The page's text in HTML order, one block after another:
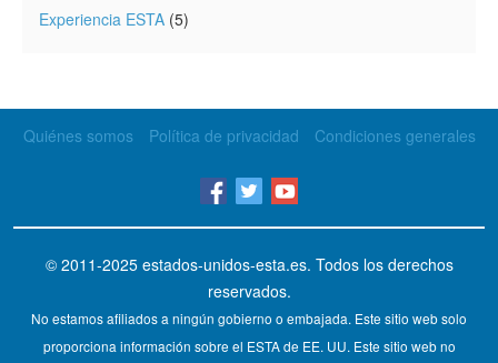
Experiencia ESTA (5)
Quiénes somos Política de privacidad Condiciones generales
© 2011-2025 estados-unidos-esta.es. Todos los derechos
reservados.
No estamos afiliados a ningún gobierno o embajada. Este sitio web solo
proporciona información sobre el ESTA de EE. UU. Este sitio web no